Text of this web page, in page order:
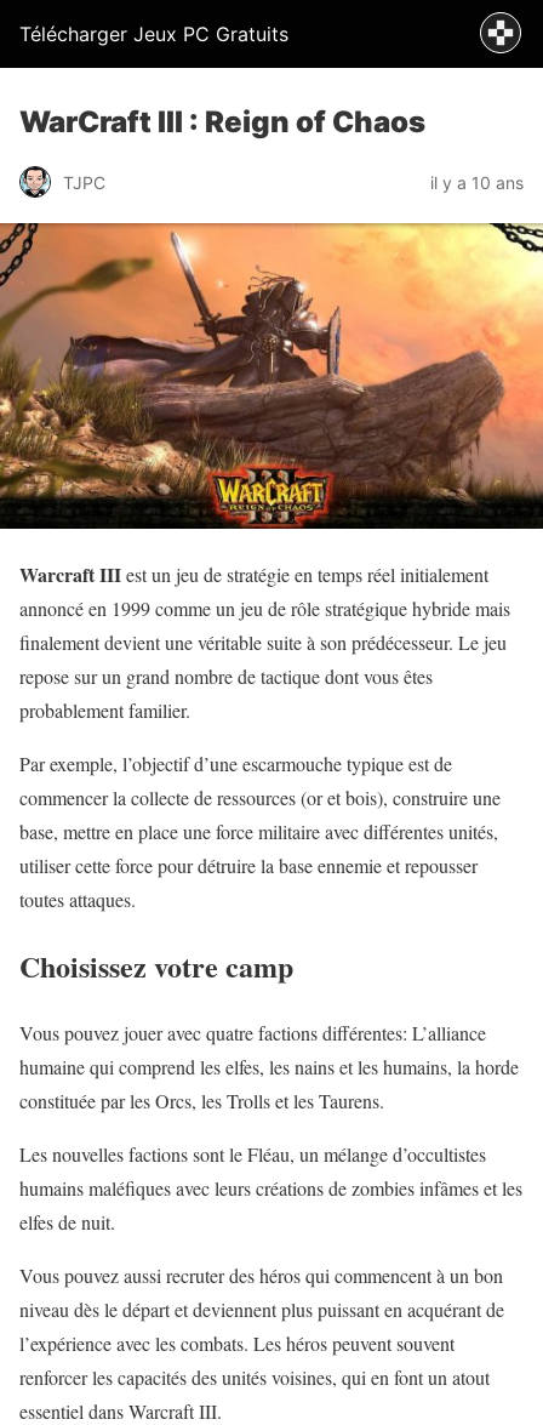
Télécharger Jeux PC Gratuits
WarCraft III : Reign of Chaos
TJPC il y a 10 ans
Warcraft IIIest un jeu de stratégie en temps réel initialement
annoncé en 1999 comme un jeu de rôle stratégique hybride mais
finalement devient une véritable suite à son prédécesseur. Le jeu
repose sur un grand nombre de tactique dont vous êtes
probablement familier.
Par exemple, l’objectif d’une escarmouche typique est de
commencer la collecte de ressources (or et bois), construire une
base, mettre en place une force militaire avec différentes unités,
utiliser cette force pour détruire la base ennemie et repousser
toutes attaques.
Choisissez votre camp
Vous pouvez jouer avec quatre factions différentes: L’alliance
humaine qui comprend les elfes, les nains et les humains, la horde
constituée par les Orcs, les Trolls et les Taurens.
Les nouvelles factions sont le Fléau, un mélange d’occultistes
humains maléfiques avec leurs créations de zombies infâmes et les
elfes de nuit.
Vous pouvez aussi recruter des héros qui commencent à un bon
niveau dès le départ et deviennent plus puissant en acquérant de
l’expérience avec les combats. Les héros peuvent souvent
renforcer les capacités des unités voisines, qui en font un atout
essentiel dans Warcraft III.